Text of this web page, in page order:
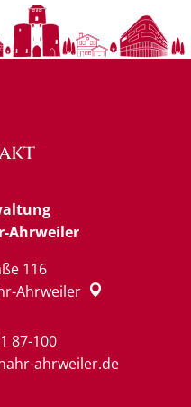
Ahrweiler
116
Ahrweiler
87-100
ahrweiler.de